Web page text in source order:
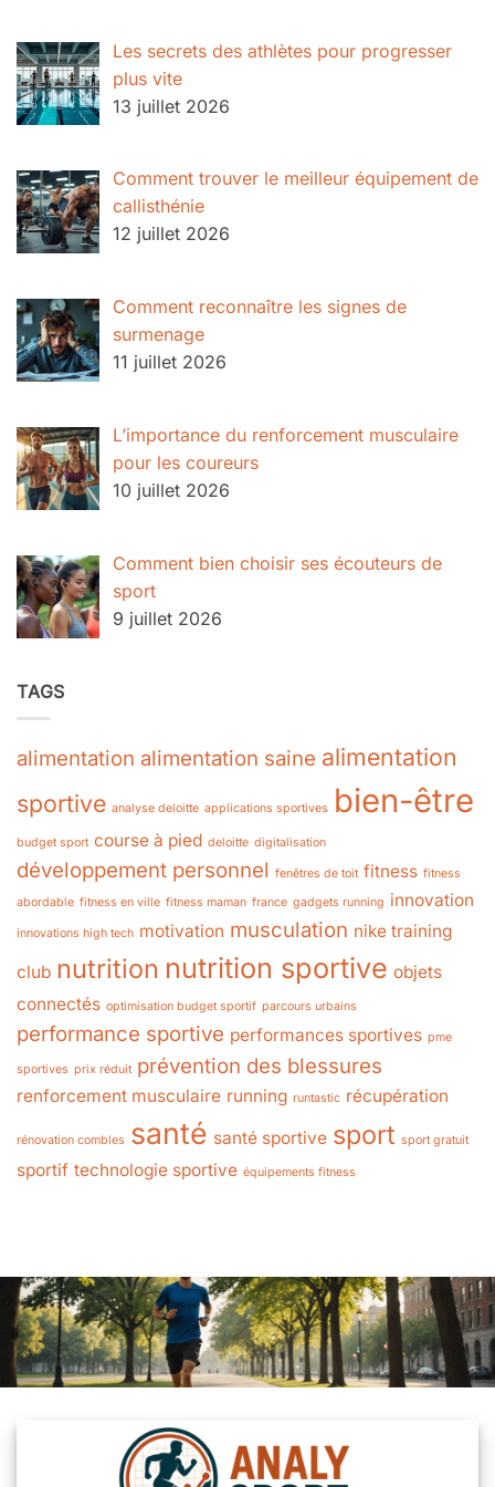
Les secrets des athlètes pour progresser
plus vite
13 juillet 2026
Comment trouver le meilleur équipement de
callisthénie
12 juillet 2026
Comment reconnaître les signes de
surmenage
11 juillet 2026
L’importance du renforcement musculaire
pour les coureurs
10 juillet 2026
Comment bien choisir ses écouteurs de
sport
9 juillet 2026
TAGS
alimentation alimentation saine alimentation
sportive analyse deloitte applications sportives bien-être
budget sport course à pied deloitte digitalisation
développement personnel fenêtres de toit fitness fitness
abordable fitness en ville fitness maman france gadgets running innovation
innovations high tech motivation musculation nike training
club nutrition nutrition sportive objets
connectés optimisation budget sportif parcours urbains
performance sportive performances sportives pme
sportives prix réduit prévention des blessures
renforcement musculaire running runtastic récupération
rénovation combles santé santé sportive sport sport gratuit
sportif technologie sportive équipements fitness